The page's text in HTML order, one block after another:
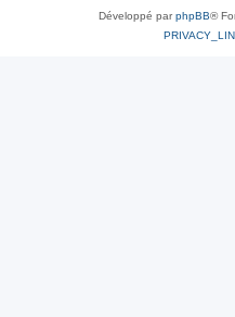
Développé parphpBB®